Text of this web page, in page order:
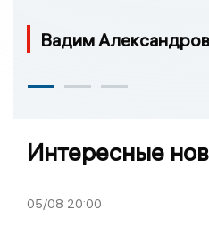
Вадим
Интересные
05/08 20:00